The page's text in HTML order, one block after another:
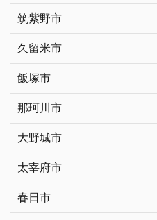
筑紫野市
久留米市
飯塚市
那珂川市
大野城市
太宰府市
春日市